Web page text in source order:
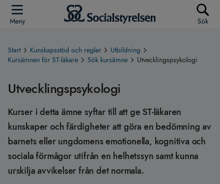
Meny Sök
Start Kunskapsstöd och regler
Utbildning
Kursämnen för ST-läkare
Sök kursämne Utvecklingspsykologi
Utvecklingspsykologi
Kurser i detta ämne syftar till att ge ST-läkaren
kunskaper och färdigheter att göra en bedömning av
barnets eller ungdomens emotionella, kognitiva och
sociala förmågor utifrån en helhetssyn samt kunna
urskilja avvikelser från det normala.